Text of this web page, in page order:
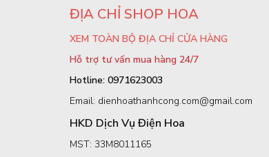
ĐỊA CHỈ SHOP HOA
XEM TOÀN BỘ ĐỊA CHỈ CỬA HÀNG
Hỗ trợ tư vấn mua hàng 24/7
Hotline: 0971623003
Email: dienhoathanhcong.com@gmail.com
HKD Dịch Vụ Điện Hoa
MST: 33M8011165